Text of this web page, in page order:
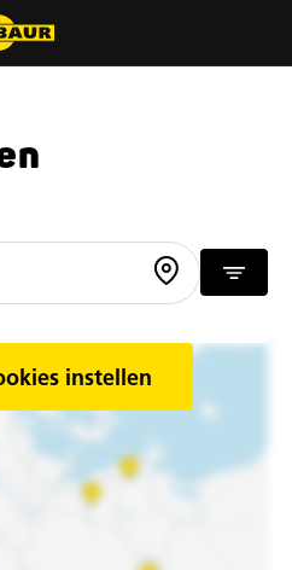
instellen